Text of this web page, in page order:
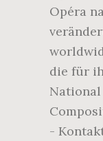
Opéra
die für
National
-